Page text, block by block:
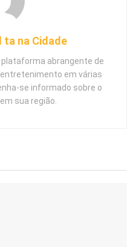
ta na Cidade
plataforma abrangente de
em várias
se informado sobre o
sua região.